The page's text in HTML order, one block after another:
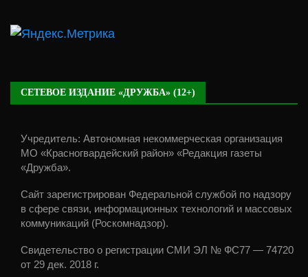
СЕТЕВОЕ ИЗДАНИЕ «ДРУЖБА» (12+)
Учредитель: Автономная некоммерческая организация
МО «Красногвардейский район» «Редакция газеты
«Дружба».
Сайт зарегистрирован Федеральной службой по надзору
в сфере связи, информационных технологий и массовых
коммуникаций (Роскомнадзор).
Свидетельство о регистрации СМИ ЭЛ № ФС77 — 74720
от 29 дек. 2018 г.